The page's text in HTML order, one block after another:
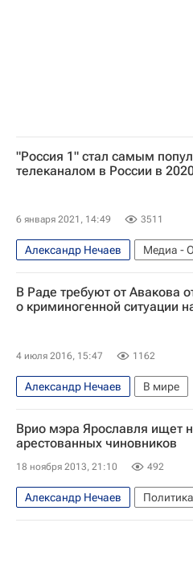
"Россия 1" стал самым
телеканалом в России в
6 января 2021, 14:49 3511
Александр Нечаев
Медиа -
Дмитрий Киселев
ВГТРК
Первый канал (телеканал)
Владимир Соловьев
Евгений Попов
Ольга
В Раде требуют от Авакова
о криминогенной ситуации
4 июля 2016, 15:47 1162
Александр Нечаев
В мире
Ситуация на Украине
Киев
Верховная Рада Украины
Врио мэра Ярославля ищет
арестованных чиновников
18 ноября 2013, 21:10 492
Александр Нечаев
Политика
Ярославская область